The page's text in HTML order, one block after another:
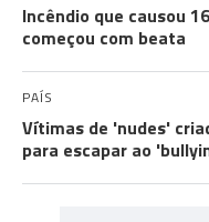
Incêndio que causou
começou com beata
PAÍS
Vítimas de 'nudes'
para escapar ao